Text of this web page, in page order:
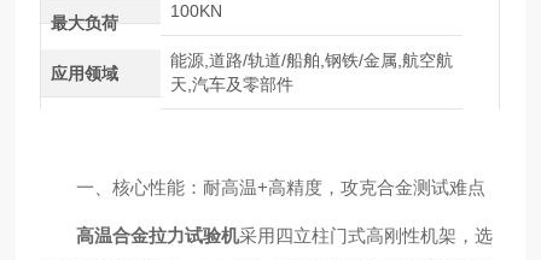
最大负荷
100KN
应用领域
能源,道路/轨道/船舶,钢铁/金属,航空航
天,汽车及零部件
一、核心性能：耐高温+高精度，攻克合金测试难点
高温合金拉力试验机采用四立柱门式高刚性机架，选